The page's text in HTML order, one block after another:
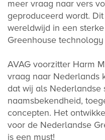
meer vraag naar vers
geproduceerd wordt.
wereldwijd in een
Greenhouse
AVAG voorzitter Harm
vraag naar Nederlands
dat wij als
naamsbekendheid,
concepten. Het
voor de Nederlandse
is een must!